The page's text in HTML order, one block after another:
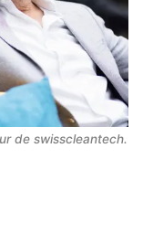
de swisscleantech.